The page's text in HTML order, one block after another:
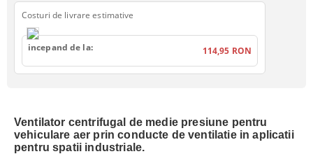
Ventilator centrifugal de medie presiune pentru
vehiculare aer prin conducte de ventilatie in aplicatii
pentru spatii industriale.
Costuri de livrare estimative
incepand de la: 114,95 RON